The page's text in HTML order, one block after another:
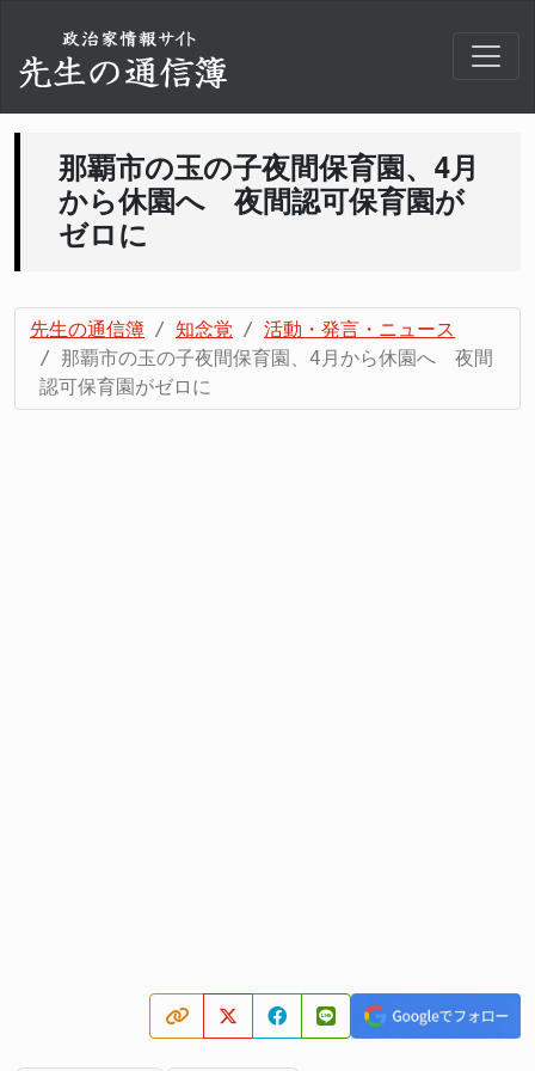
那覇市の玉の子夜間保育園、4月
から休園へ 夜間認可保育園が
ゼロに
先生の通信簿 知念覚
活動・発言・ニュース
那覇市の玉の子夜間保育園、4月から休園へ 夜間
認可保育園がゼロに